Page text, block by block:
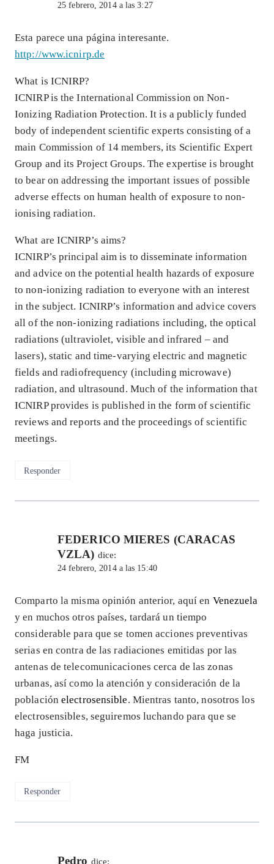
25 febrero, 2014 a las 3:27
Esta parece una página interesante.
http://www.icnirp.de
What is ICNIRP?
ICNIRP is the International Commission on Non-
Ionizing Radiation Protection. It is a publicly funded
body of independent scientific experts consisting of a
main Commission of 14 members, its Scientific Expert
Group and its Project Groups. The expertise is brought
to bear on addressing the important issues of possible
adverse effects on human health of exposure to non-
ionising radiation.
What are ICNIRP’s aims?
ICNIRP’s principal aim is to disseminate information
and advice on the potential health hazards of exposure
to non-ionizing radiation to everyone with an interest
in the subject. ICNIRP’s information and advice covers
all of the non-ionizing radiations including, the optical
radiations (ultraviolet, visible and infrared – and
lasers), static and time-varying electric and magnetic
fields and radiofrequency (including microwave)
radiation, and ultrasound. Much of the information that
ICNIRP provides is published in the form of scientific
reviews and reports and the proceedings of scientific
meetings.
Responder
FEDERICO MIERES (CARACAS
VZLA) dice:
24 febrero, 2014 a las 15:40
Comparto la misma opinión anterior, aquí en Venezuela
y en muchos otros países, tardará un tiempo
considerable para que se tomen acciones preventivas
serias en contra de las radiaciones emitidas por las
antenas de telecomunicaciones cerca de las zonas
urbanas, así como la atención y consideración de la
poblaciónelectrosensible. Mientras tanto, nosotros los
electrosensibles, seguiremos luchando para que se
haga justicia.
FM
Responder
Pedro dice: